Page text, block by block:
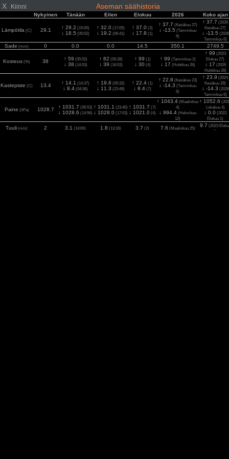
X Kiinni Aseman säähistoria
Nykyinen Tänään Eilen Elokuu 2026 Koko ajan
Lämpötila (C) 29.1 ↑ 29.2 (15:00)
↓ 18.5 (05:52)
↑ 32.0 (17:05)
↓ 19.2 (06:41)
↑ 37.0 (3)
↓ 17.8 (1)
↑ 37.7 (Kesäkuu 27)
↓ -13.5 (Tammikuu
6)
↑ 37.7 (2026
Kesäkuu 27)
↓ -13.5 (2026
Tammikuu 6)
Sade (mm) 0 0.0 0.0 14.5 350.1 2749.5
Kosteus (%) 38 ↑ 59 (05:52)
↓ 38 (14:53)
↑ 82 (05:28)
↓ 39 (16:53)
↑ 99 (1)
↓ 30(4)
↑ 99 (Tammikuu 2)
↓ 17 (Huhtikuu 26)
↑ 99 (2023
Elokuu 27)
↓ 17 (2026
Huhtikuu 26)
Kastepiste (C) 13.4 ↑ 14.1 (14:37)
↓ 8.4 (04:36)
↑ 19.6 (00:32)
↓ 11.3 (23:49)
↑ 22.4 (1)
↓ 8.4 (7)
↑ 22.8 (Kesäkuu 23)
↓ -14.3 (Tammikuu
6)
↑ 23.9 (2024
Kesäkuu 29)
↓ -14.3 (2026
Tammikuu 6)
Paine (hPa) 1028.7 ↑ 1031.7 (06:53)
↓ 1028.6 (14:56)
↑ 1031.1 (23:40)
↓ 1028.0 (17:03)
↑ 1031.7 (7)
↓ 1021.0 (4)
↑ 1043.4 (Maaliskuu
4)
↓ 994.4 (Helmikuu
12)
↑ 1052.6
Lokakuu 4)
↓ 0.0 (2023
Elokuu 1)
Tuuli (m/s) 2 3.1 (14:00) 1.8 (13:16) 3.7 (2) 7.6 (Maaliskuu 25) 9.7 (2023
3)